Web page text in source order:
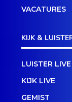
VACATURES
KIJK &
LUISTER LIVE
KIJK LIVE
GEMIST